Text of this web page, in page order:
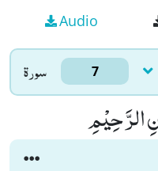
Audio
سورۃ 7
الرَّحِیْمِ